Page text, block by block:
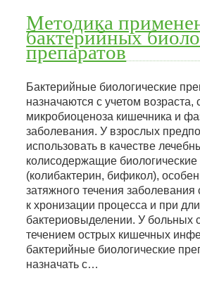
Методика
бактерийных
препаратов
Бактерийные биологические
назначаются с учетом возраста,
микробиоценоза кишечника и
заболевания. У взрослых
использовать в качестве
колисодержащие
(колибактерин, бификол),
затяжного течения заболевания
к хронизации процесса и при
бактериовыделении. У больных
течением острых кишечных
бактерийные биологические
назначать с…